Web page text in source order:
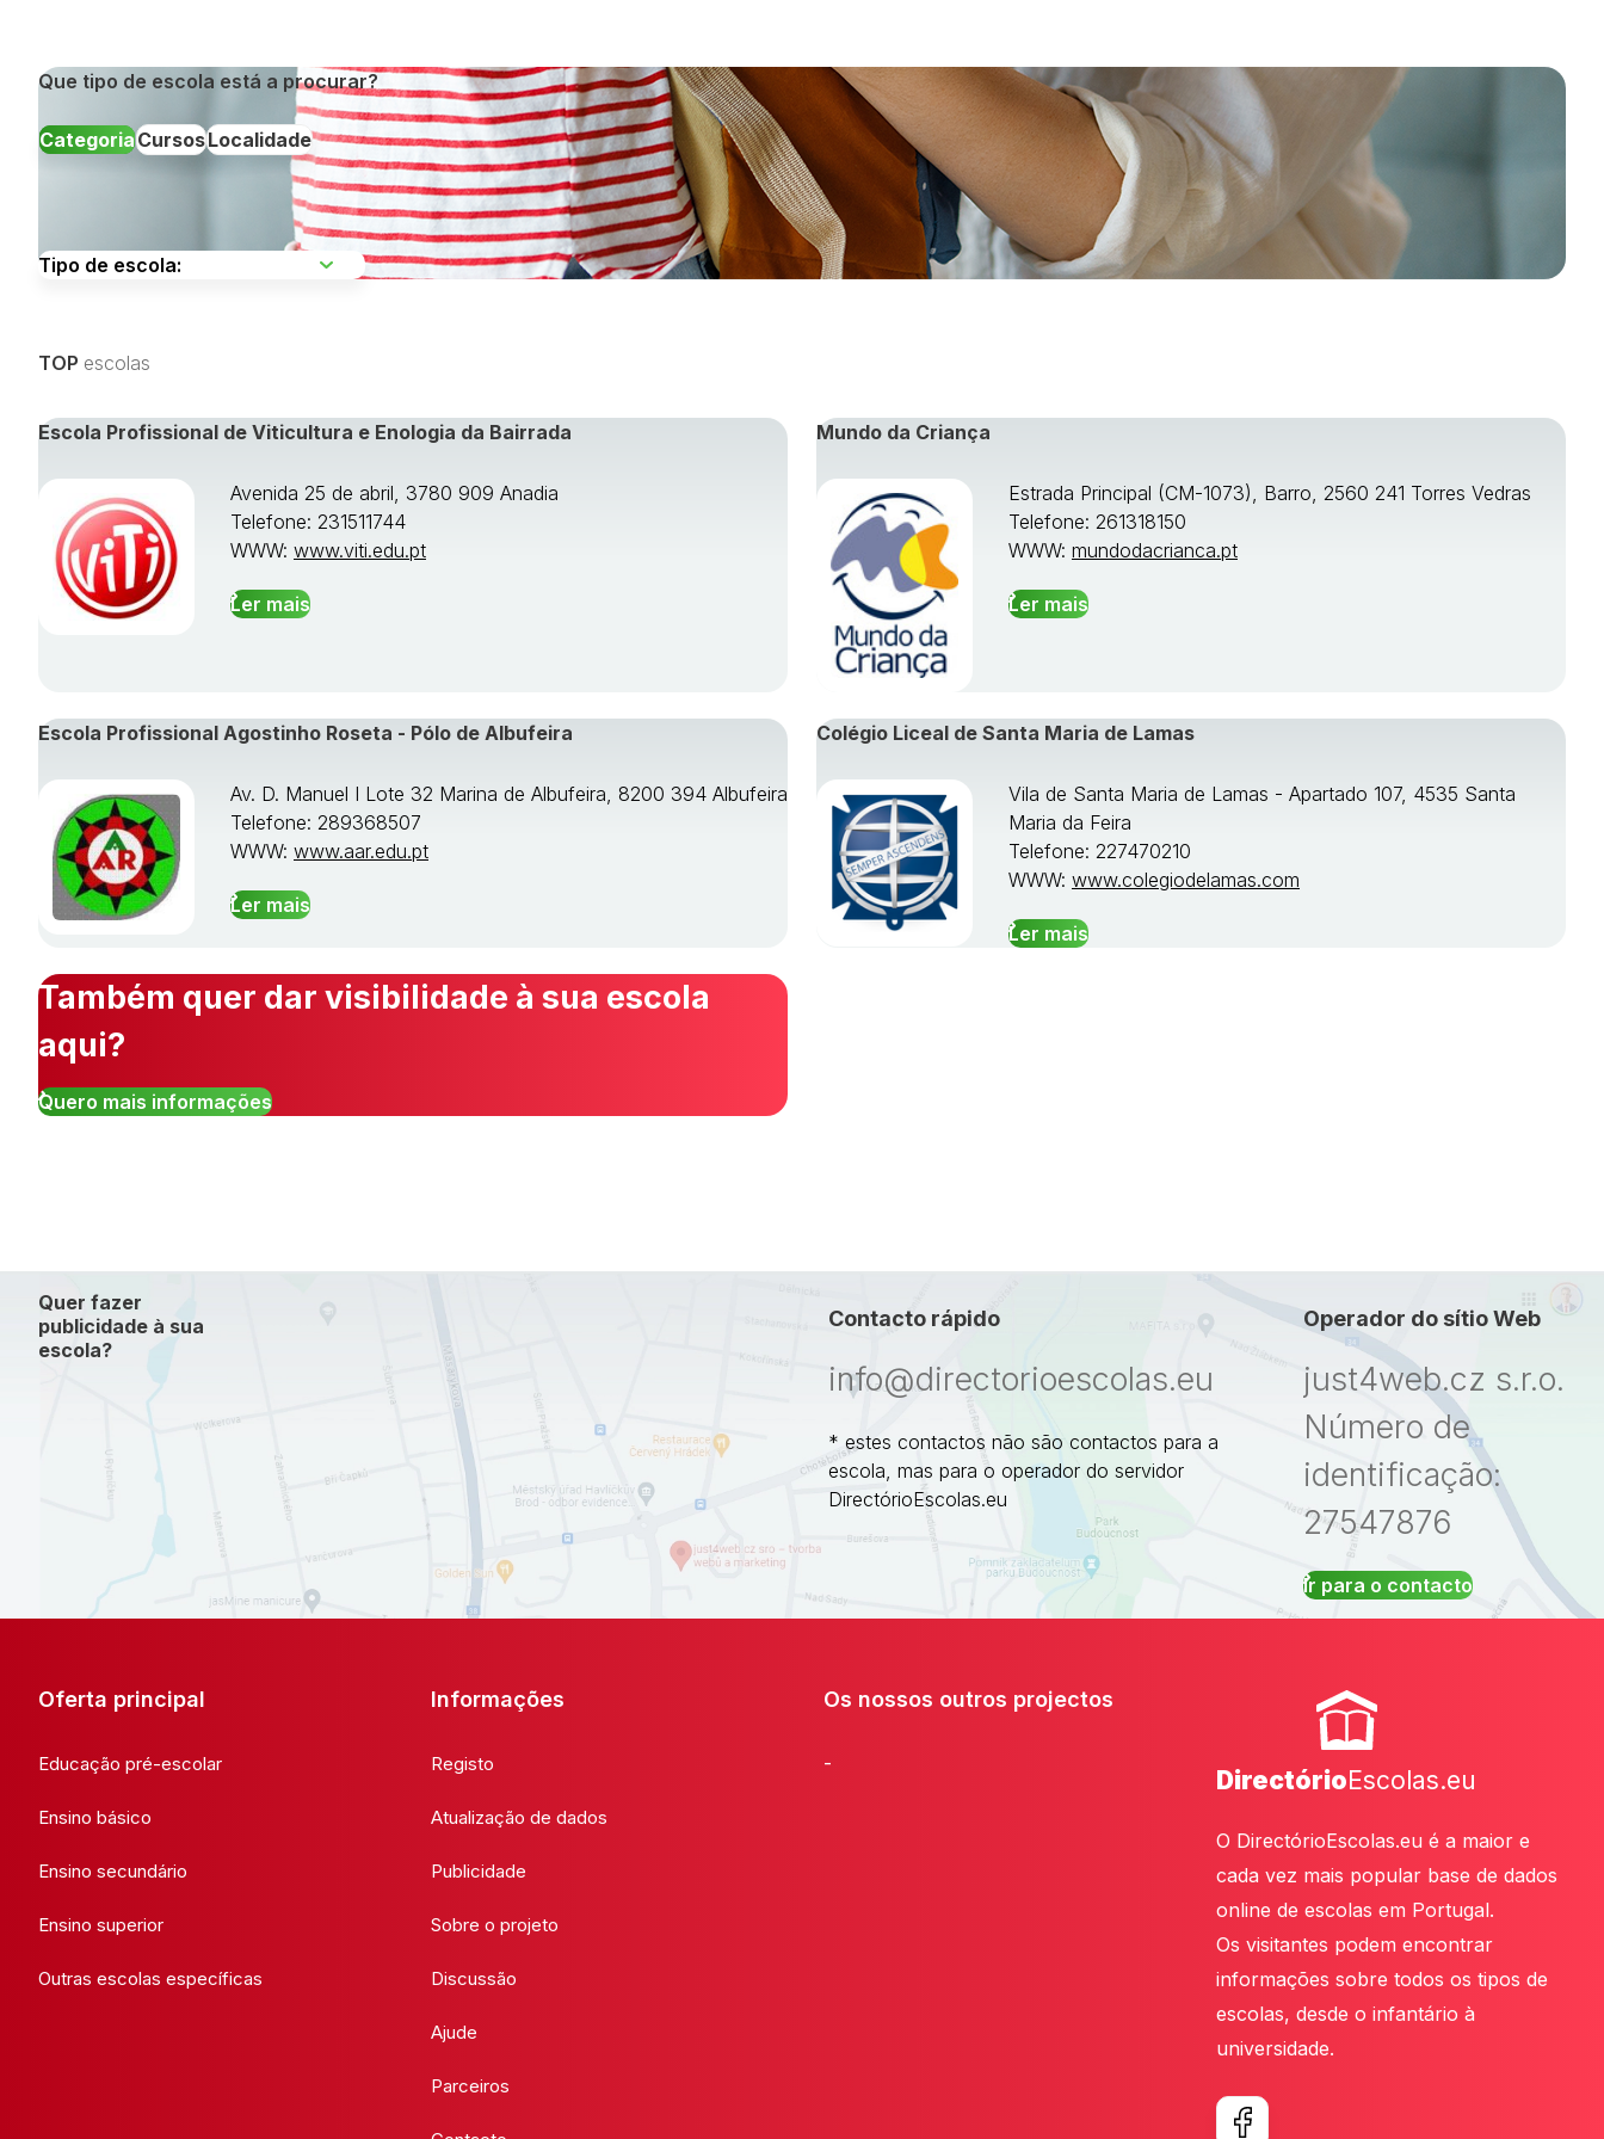
Que tipo de escola está a procurar?
CategoriaCursosLocalidade
TOP escolas
Escola Profissional de Viticultura e Enologia da Bairrada
Avenida 25 de abril, 3780 909 Anadia
Telefone: 231511744
WWW: www.viti.edu.pt
Ler mais
Mundo da Criança
Estrada Principal (CM-1073), Barro, 2560 241 Torres Vedras
Telefone: 261318150
WWW: mundodacrianca.pt
Ler mais
Escola Profissional Agostinho Roseta - Pólo de Albufeira
Av. D. Manuel I Lote 32 Marina de Albufeira, 8200 394 Albufeira
Telefone: 289368507
WWW: www.aar.edu.pt
Ler mais
Colégio Liceal de Santa Maria de Lamas
Vila de Santa Maria de Lamas - Apartado 107, 4535 Santa
Maria da Feira
Telefone: 227470210
WWW: www.colegiodelamas.com
Ler mais
Também quer dar visibilidade à sua escola
aqui?
Quero mais informações
Quer fazer
publicidade à sua
escola?
Contacto rápido
info@directorioescolas.eu
* estes contactos não são contactos para a
escola, mas para o operador do servidor
DirectórioEscolas.eu
Operador do sítio Web
just4web.cz s.r.o.
Número de
identificação:
27547876
Ir para o contacto
Oferta principal
Educação pré-escolar
Ensino básico
Ensino secundário
Ensino superior
Outras escolas específicas
Informações
Registo
Atualização de dados
Publicidade
Sobre o projeto
Discussão
Ajude
Parceiros
Os nossos outros projectos
-
DirectórioEscolas.eu
O DirectórioEscolas.eu é a maior e
cada vez mais popular base de dados
online de escolas em Portugal.
Os visitantes podem encontrar
informações sobre todos os tipos de
escolas, desde o infantário à
universidade.